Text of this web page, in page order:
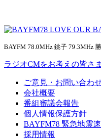
BAYFM 78.0MHz 銚子 79.3MHz
ラジオCMをお考えの皆さ
ご意見・お問い合わ
会社概要
番組審議会報告
個人情報保護方針
BAYFM78 緊急地震
採用情報